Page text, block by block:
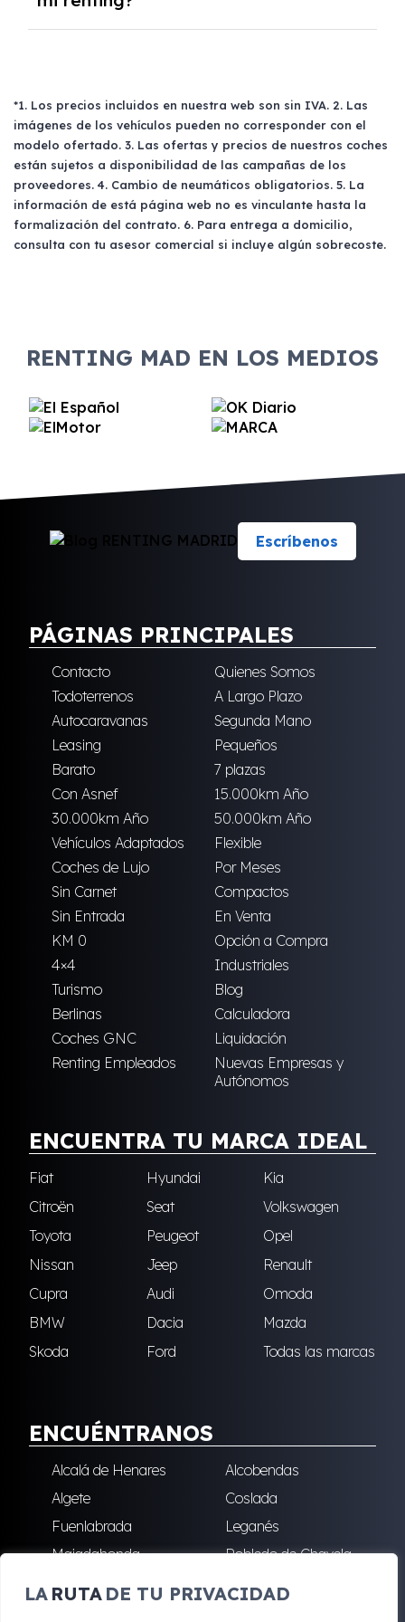
LA RUTA DE TU PRIVACIDAD
titular, acta de titularidad real, escritura de
constitución y poderes de la empresa.
carné de conducir válido. No hay restricciones
sobre quién puede utilizar el vehículo, aunque
es recomendable revisar las condiciones
específicas del contrato antes de compartirlo
para evitar sorpresas.
*1. Los precios incluidos en nuestra web son sin IVA. 2. Las
imágenes de los vehículos pueden no corresponder con el
modelo ofertado. 3. Las ofertas y precios de nuestros coches
están sujetos a disponibilidad de las campañas de los
proveedores. 4. Cambio de neumáticos obligatorios. 5. La
información de está página web no es vinculante hasta la
formalización del contrato. 6. Para entrega a domicilio,
consulta con tu asesor comercial si incluye algún sobrecoste.
RENTING MAD EN LOS MEDIOS
Escríbenos
PÁGINAS PRINCIPALES
Contacto
Quienes Somos
Todoterrenos
A Largo Plazo
Autocaravanas
Segunda Mano
Leasing
Pequeños
Barato
7 plazas
Con Asnef
15.000km Año
30.000km Año
50.000km Año
Vehículos Adaptados
Flexible
Coches de Lujo
Por Meses
Sin Carnet
Compactos
Sin Entrada
En Venta
KM 0
Opción a Compra
4×4
Industriales
Turismo
Blog
Berlinas
Calculadora
Coches GNC
Liquidación
Renting Empleados
Nuevas Empresas y
Autónomos
ENCUENTRA TU MARCA IDEAL
Fiat Hyundai
Kia
Citroën
Seat
Volkswagen
Toyota
Peugeot
Opel
Nissan
Jeep
Renault
Cupra
Audi
Omoda
BMW
Dacia
Mazda
Skoda
Ford Todas las marcas
ENCUÉNTRANOS
Alcalá de Henares
Alcobendas
Algete
Coslada
Fuenlabrada
Leganés
Majadahonda
Robledo de Chavela
Reyes